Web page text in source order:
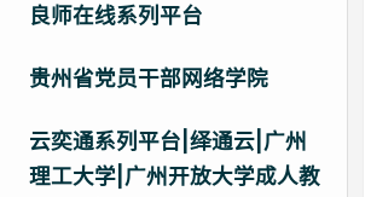
良师在线系列平台
贵州省党员干部网络学院
云奕通系列平台|绎通云|广州
理工大学|广州开放大学成人教